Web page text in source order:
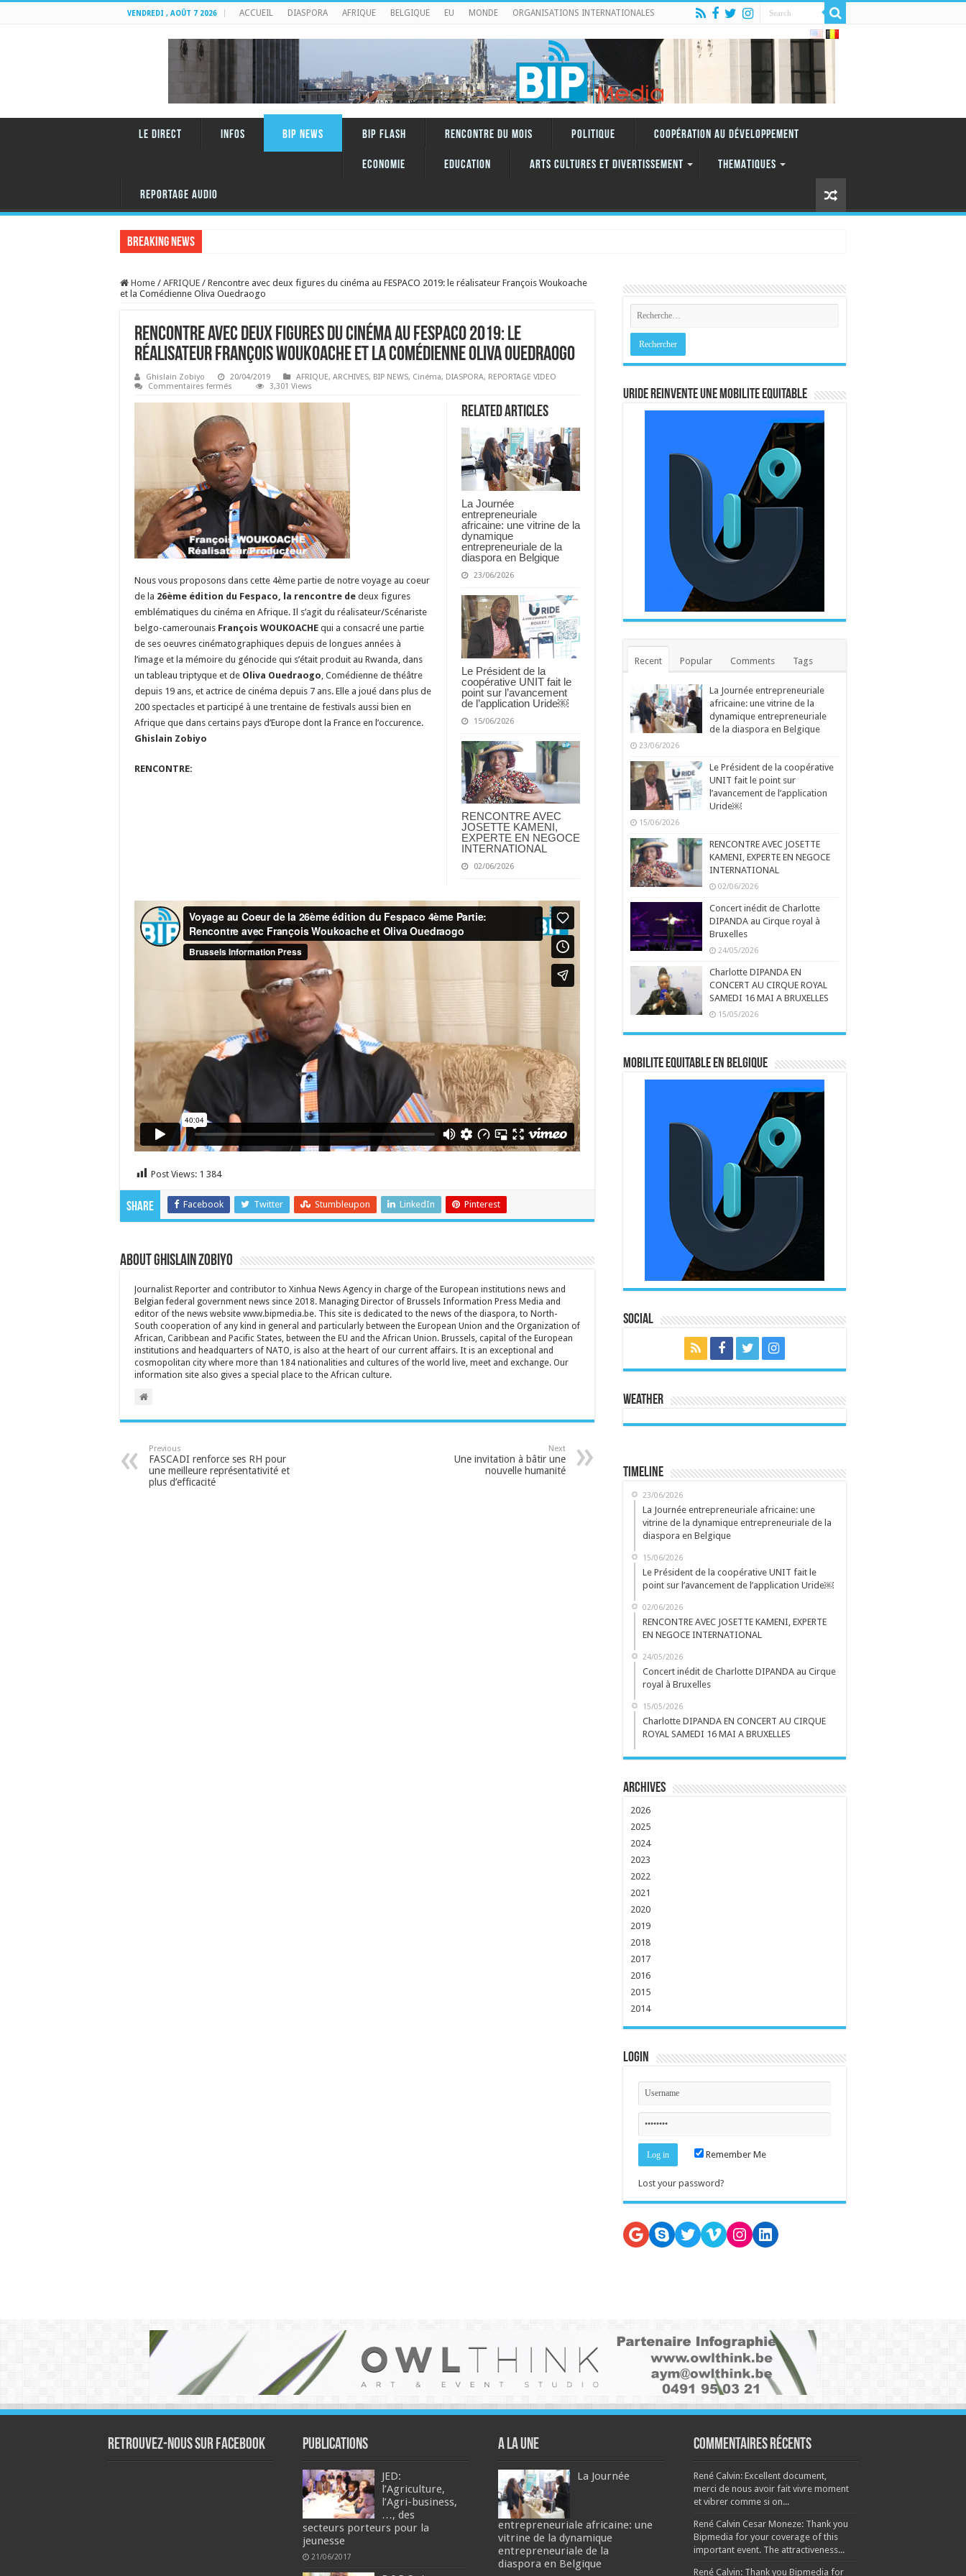
VENDREDI , AOÛT 7 2026 ACCUEIL DIASPORA AFRIQUE BELGIQUE EU MONDE ORGANISATIONS INTERNATIONALES
LE DIRECT INFOS BIP NEWS BIP FLASH RENCONTRE DU MOIS Politique Coopération au Développement
Economie Education ARTS CULTURES ET DIVERTISSEMENT THEMATIQUES
REPORTAGE AUDIO
Breaking News
Home / AFRIQUE / Rencontre avec deux figures du cinéma au FESPACO 2019: le réalisateur François Woukoache
et la Comédienne Oliva Ouedraogo
Rencontre avec deux figures du cinéma au FESPACO 2019: le
réalisateur François Woukoache et la Comédienne Oliva Ouedraogo
Ghislain Zobiyo 20/04/2019 AFRIQUE, ARCHIVES, BIP NEWS, Cinéma, DIASPORA, REPORTAGE VIDEO
Commentaires fermés
avec
figures
du
cinéma
au
FESPACO
2019:
le
réalisateur
François
Woukoache
et
la
Comédienne
Oliva
Ouedraogo
3,301 Views
Related Articles
La Journée
entrepreneuriale
africaine: une vitrine de la
dynamique
entrepreneuriale de la
diaspora en Belgique
23/06/2026
Le Président de la
coopérative UNIT fait le
point sur l’avancement
de l’application Uride￼
15/06/2026
RENCONTRE AVEC
JOSETTE KAMENI,
EXPERTE EN NEGOCE
INTERNATIONAL
02/06/2026
Nous vous proposons dans cette 4ème partie de notre voyage au coeur
de la 26ème édition du Fespaco, la rencontre de deux figures
emblématiques du cinéma en Afrique. Il s’agit du réalisateur/Scénariste
belgo-camerounais François WOUKOACHE qui a consacré une partie
de ses oeuvres cinématographiques depuis de longues années à
l’image et la mémoire du génocide qui s’était produit au Rwanda, dans
un tableau triptyque et de Oliva Ouedraogo, Comédienne de théâtre
depuis 19 ans, et actrice de cinéma depuis 7 ans. Elle a joué dans plus de
200 spectacles et participé à une trentaine de festivals aussi bien en
Afrique que dans certains pays d’Europe dont la France en l’occurence.
Ghislain Zobiyo
RENCONTRE:
Post Views: 1 384
Share Facebook Twitter Stumbleupon LinkedIn Pinterest
About Ghislain Zobiyo
Journalist Reporter and contributor to Xinhua News Agency in charge of the European institutions news and
Belgian federal government news since 2018. Managing Director of Brussels Information Press Media and
editor of the news website www.bipmedia.be. This site is dedicated to the news of the diaspora, to North-
South cooperation of any kind in general and particularly between the European Union and the Organization of
African, Caribbean and Pacific States, between the EU and the African Union. Brussels, capital of the European
institutions and headquarters of NATO, is also at the heart of our current affairs. It is an exceptional and
cosmopolitan city where more than 184 nationalities and cultures of the world live, meet and exchange. Our
information site also gives a special place to the African culture.
Previous
FASCADI renforce ses RH pour
une meilleure représentativité et
plus d’efficacité
Next
Une invitation à bâtir une
nouvelle humanité
URIDE REINVENTE UNE MOBILITE EQUITABLE
Recent Popular Comments Tags
La Journée entrepreneuriale
africaine: une vitrine de la
dynamique entrepreneuriale
de la diaspora en Belgique
23/06/2026
Le Président de la coopérative
UNIT fait le point sur
l’avancement de l’application
Uride￼
15/06/2026
RENCONTRE AVEC JOSETTE
KAMENI, EXPERTE EN NEGOCE
INTERNATIONAL
02/06/2026
Concert inédit de Charlotte
DIPANDA au Cirque royal à
Bruxelles
24/05/2026
Charlotte DIPANDA EN
CONCERT AU CIRQUE ROYAL
SAMEDI 16 MAI A BRUXELLES
15/05/2026
MOBILITE EQUITABLE EN BELGIQUE
Social
Weather
Timeline
23/06/2026
La Journée entrepreneuriale africaine: une
vitrine de la dynamique entrepreneuriale de la
diaspora en Belgique
15/06/2026
Le Président de la coopérative UNIT fait le
point sur l’avancement de l’application Uride￼
02/06/2026
RENCONTRE AVEC JOSETTE KAMENI, EXPERTE
EN NEGOCE INTERNATIONAL
24/05/2026
Concert inédit de Charlotte DIPANDA au Cirque
royal à Bruxelles
15/05/2026
Charlotte DIPANDA EN CONCERT AU CIRQUE
ROYAL SAMEDI 16 MAI A BRUXELLES
Archives
2026
2025
2024
2023
2022
2021
2020
2019
2018
2017
2016
2015
2014
Login
Remember Me
Lost your password?
Google
SkypeTwitter
VimeoInstagram
LinkedIn
Retrouvez-nous sur Facebook Publications
JED:
l’Agriculture,
l’Agri-business,
…, des
secteurs porteurs pour la
jeunesse
21/06/2017
A la une
La Journée
entrepreneuriale africaine: une
vitrine de la dynamique
entrepreneuriale de la
diaspora en Belgique
Commentaires récents
René Calvin: Excellent document,
merci de nous avoir fait vivre moment
et vibrer comme si on...
René Calvin Cesar Moneze: Thank you
Bipmedia for your coverage of this
important event. The attractiveness...
René Calvin: Thank you Bipmedia for